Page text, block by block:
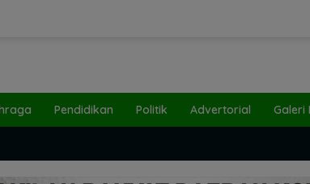
Pendidikan Politik Advertorial Galeri